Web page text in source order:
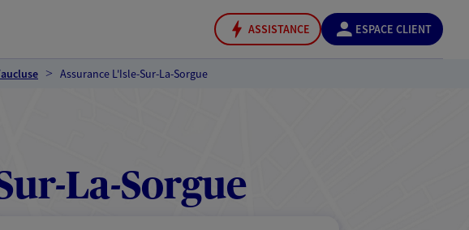
ASSISTANCE ESPACE CLIENT
Assurance L'Isle-Sur-La-Sorgue
La-Sorgue